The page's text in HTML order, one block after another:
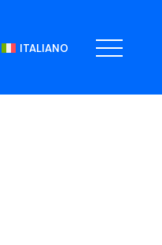
ITALIANO